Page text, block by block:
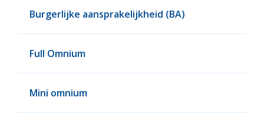
Burgerlijke aansprakelijkheid (BA)
Full Omnium
Mini omnium